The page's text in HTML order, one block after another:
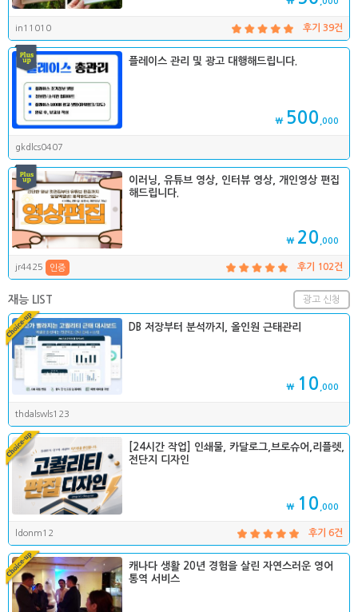
in11010 후기 39건
플레이스 관리 및 광고 대행해드립니다.
₩ 500 ,000
gkdlcs0407
이러닝, 유튜브 영상, 인터뷰 영상, 개인영상 편집
해드립니다.
₩ 20 ,000
jr4425 인증 후기 102건
광고 신청
재능 LIST
DB 저장부터 분석까지, 올인원 근태관리
₩ 10 ,000
thdalswls123
[24시간 작업] 인쇄물, 카달로그,브로슈어,리플렛,
전단지 디자인
₩ 10 ,000
ldonm12 후기 6건
캐나다 생활 20년 경험을 살린 자연스러운 영어
통역 서비스